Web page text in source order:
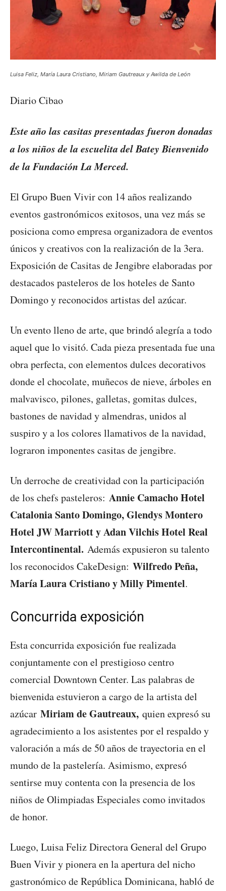
Luisa Feliz, María Laura Cristiano, Miriam Gautreaux y Awilda de León
Diario Cibao
Este año las casitas presentadas fueron donadas
a los niños de la escuelita del Batey Bienvenido
de la Fundación La Merced.
El Grupo Buen Vivir con 14 años realizando
eventos gastronómicos exitosos, una vez más se
posiciona como empresa organizadora de eventos
únicos y creativos con la realización de la 3era.
Exposición de Casitas de Jengibre elaboradas por
destacados pasteleros de los hoteles de Santo
Domingo y reconocidos artistas del azúcar.
Un evento lleno de arte, que brindó alegría a todo
aquel que lo visitó. Cada pieza presentada fue una
obra perfecta, con elementos dulces decorativos
donde el chocolate, muñecos de nieve, árboles en
malvavisco, pilones, galletas, gomitas dulces,
bastones de navidad y almendras, unidos al
suspiro y a los colores llamativos de la navidad,
lograron imponentes casitas de jengibre.
Un derroche de creatividad con la participación
de los chefs pasteleros: Annie Camacho Hotel
Catalonia Santo Domingo, Glendys Montero
Hotel JW Marriott y Adan Vilchis Hotel Real
Intercontinental. Además expusieron su talento
los reconocidos CakeDesign: Wilfredo Peña,
María Laura Cristiano y Milly Pimentel.
Concurrida exposición
Esta concurrida exposición fue realizada
conjuntamente con el prestigioso centro
comercial Downtown Center. Las palabras de
bienvenida estuvieron a cargo de la artista del
azúcar Miriam de Gautreaux, quien expresó su
agradecimiento a los asistentes por el respaldo y
valoración a más de 50 años de trayectoria en el
mundo de la pastelería. Asimismo, expresó
sentirse muy contenta con la presencia de los
niños de Olimpiadas Especiales como invitados
de honor.
Luego, Luisa Feliz Directora General del Grupo
Buen Vivir y pionera en la apertura del nicho
gastronómico de República Dominicana, habló de